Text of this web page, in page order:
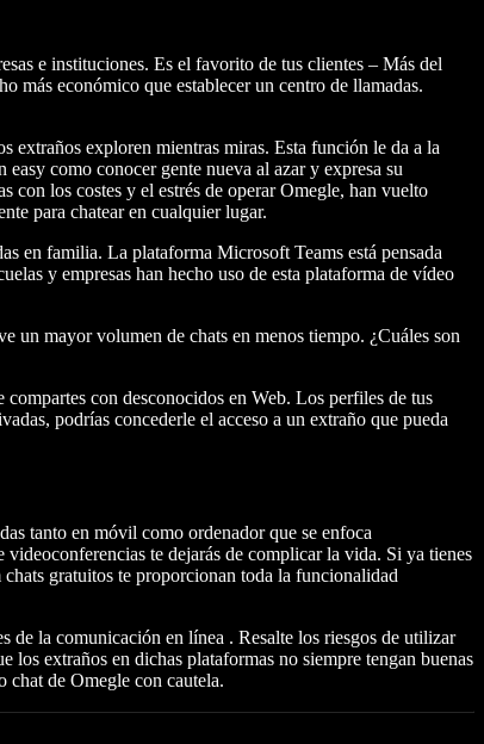
e instituciones. Es el favorito de tus clientes – Más del
más económico que establecer un centro de llamadas.
extraños exploren mientras miras. Esta función le da a la
como conocer gente nueva al azar y expresa su
con los costes y el estrés de operar Omegle, han vuelto
para chatear en cualquier lugar.
en familia. La plataforma Microsoft Teams está pensada
y empresas han hecho uso de esta plataforma de vídeo
un mayor volumen de chats en menos tiempo. ¿Cuáles son
con desconocidos en Web. Los perfiles de tus
podrías concederle el acceso a un extraño que pueda
tanto en móvil como ordenador que se enfoca
te dejarás de complicar la vida. Si ya tienes
gratuitos te proporcionan toda la funcionalidad
de la comunicación en línea . Resalte los riesgos de utilizar
extraños en dichas plataformas no siempre tengan buenas
chat de Omegle con cautela.